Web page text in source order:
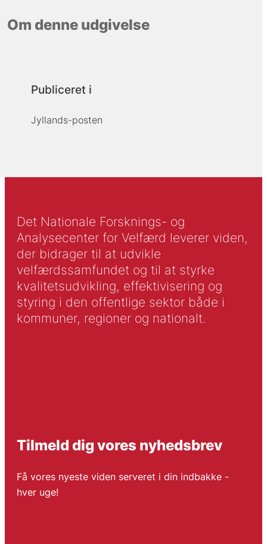
Om denne udgivelse
Publiceret i
Jyllands-posten
Det Nationale Forsknings- og
Analysecenter for Velfærd leverer viden,
der bidrager til at udvikle
velfærdssamfundet og til at styrke
kvalitetsudvikling, effektivisering og
styring i den offentlige sektor både i
kommuner, regioner og nationalt.
Tilmeld dig vores nyhedsbrev
Få vores nyeste viden serveret i din indbakke -
hver uge!